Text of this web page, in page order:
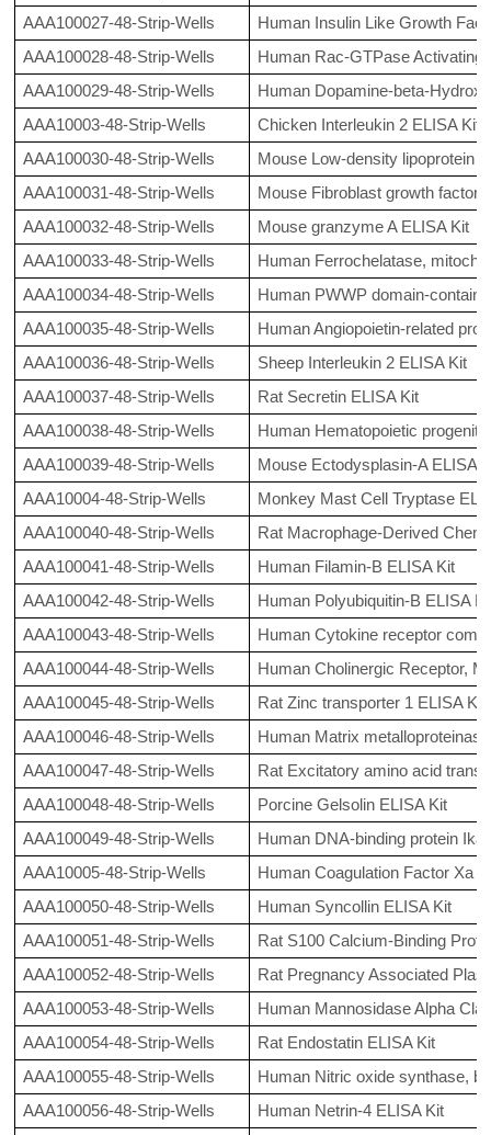
AAA100027-48-Strip-Wells
Human Insulin Like Growth
AAA100028-48-Strip-Wells
Human Rac-GTPase Activating
AAA100029-48-Strip-Wells
Human Dopamine-beta-
AAA10003-48-Strip-Wells
Chicken Interleukin 2 ELISA Kit
AAA100030-48-Strip-Wells
Mouse Low-density lipoprotein
AAA100031-48-Strip-Wells
Mouse Fibroblast growth factor
AAA100032-48-Strip-Wells
Mouse granzyme A ELISA Kit
AAA100033-48-Strip-Wells
Human Ferrochelatase,
AAA100034-48-Strip-Wells
Human PWWP domain-
AAA100035-48-Strip-Wells
Human Angiopoietin-related
AAA100036-48-Strip-Wells
Sheep Interleukin 2 ELISA Kit
AAA100037-48-Strip-Wells
Rat Secretin ELISA Kit
AAA100038-48-Strip-Wells
Human Hematopoietic
AAA100039-48-Strip-Wells
Mouse Ectodysplasin-A ELISA
AAA10004-48-Strip-Wells
Monkey Mast Cell Tryptase
AAA100040-48-Strip-Wells
Rat Macrophage-Derived
AAA100041-48-Strip-Wells
Human Filamin-B ELISA Kit
AAA100042-48-Strip-Wells
Human Polyubiquitin-B ELISA
AAA100043-48-Strip-Wells
Human Cytokine receptor
AAA100044-48-Strip-Wells
Human Cholinergic Receptor,
AAA100045-48-Strip-Wells
Rat Zinc transporter 1 ELISA Kit
AAA100046-48-Strip-Wells
Human Matrix
AAA100047-48-Strip-Wells
Rat Excitatory amino acid
AAA100048-48-Strip-Wells
Porcine Gelsolin ELISA Kit
AAA100049-48-Strip-Wells
Human DNA-binding protein
AAA10005-48-Strip-Wells
Human Coagulation Factor Xa
AAA100050-48-Strip-Wells
Human Syncollin ELISA Kit
AAA100051-48-Strip-Wells
Rat S100 Calcium-Binding
AAA100052-48-Strip-Wells
Rat Pregnancy Associated
AAA100053-48-Strip-Wells
Human Mannosidase Alpha
AAA100054-48-Strip-Wells
Rat Endostatin ELISA Kit
AAA100055-48-Strip-Wells
Human Nitric oxide synthase,
AAA100056-48-Strip-Wells
Human Netrin-4 ELISA Kit